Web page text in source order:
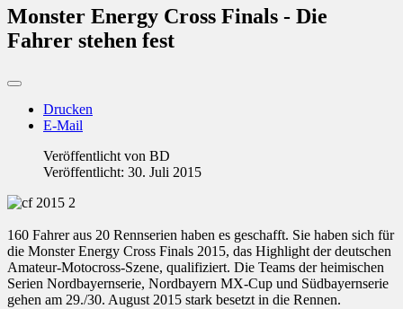
Monster Energy Cross Finals - Die
Fahrer stehen fest
Drucken
E-Mail
Veröffentlicht von BD
Veröffentlicht: 30. Juli 2015
160 Fahrer aus 20 Rennserien haben es geschafft. Sie haben sich für
die Monster Energy Cross Finals 2015, das Highlight der deutschen
Amateur-Motocross-Szene, qualifiziert. Die Teams der heimischen
Serien Nordbayernserie, Nordbayern MX-Cup und Südbayernserie
gehen am 29./30. August 2015 stark besetzt in die Rennen.